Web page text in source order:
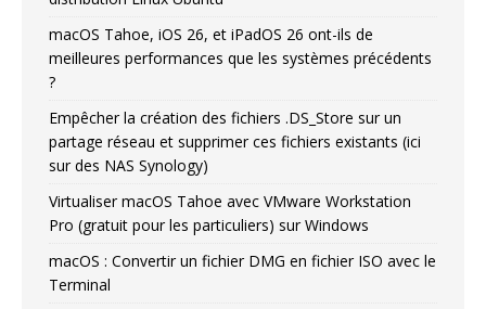
macOS Tahoe, iOS 26, et iPadOS 26 ont-ils de
meilleures performances que les systèmes précédents
?
Empêcher la création des fichiers .DS_Store sur un
partage réseau et supprimer ces fichiers existants (ici
sur des NAS Synology)
Virtualiser macOS Tahoe avec VMware Workstation
Pro (gratuit pour les particuliers) sur Windows
macOS : Convertir un fichier DMG en fichier ISO avec le
Terminal